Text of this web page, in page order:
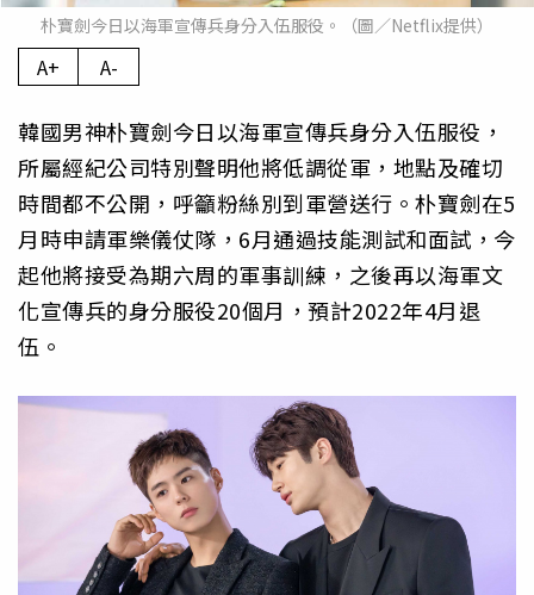
朴寶劍今日以海軍宣傳兵身分入伍服役。（圖／Netflix提供）
A+ A-
韓國男神朴寶劍今日以海軍宣傳兵身分入伍服役，
所屬經紀公司特別聲明他將低調從軍，地點及確切
時間都不公開，呼籲粉絲別到軍營送行。朴寶劍在5
月時申請軍樂儀仗隊，6月通過技能測試和面試，今
起他將接受為期六周的軍事訓練，之後再以海軍文
化宣傳兵的身分服役20個月，預計2022年4月退
伍。